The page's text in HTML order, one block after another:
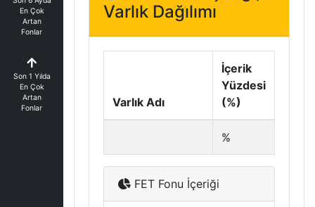
En Çok
Artan
Fonlar
Son 1 Yılda
En Çok
Artan
Fonlar
Varlık Dağılımı
Varlık Adı
İçerik
Yüzdesi
(%)
%
FET Fonu İçeriği